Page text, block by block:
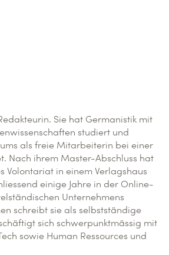
Sie hat Germanistik mit
studiert und
als freie Mitarbeiterin bei einer
Nach ihrem Master-Abschluss hat
Volontariat in einem Verlagshaus
einige Jahre in der Online-
Unternehmens
schreibt sie als selbstständige
sich schwerpunktmässig mit
sowie Human Ressources und